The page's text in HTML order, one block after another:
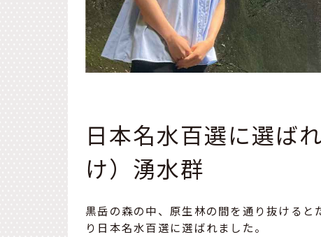
日本名水百選に選ば
け）湧水群
黒岳の森の中、原生林の間を通り抜ける
り日本名水百選に選ばれました。